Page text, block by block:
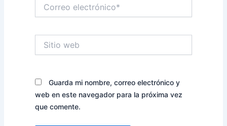
electrónico*
web
Guarda mi nombre, correo electrónico y
web en este navegador para la próxima vez
que comente.